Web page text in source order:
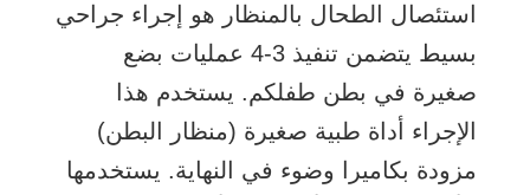
استئصال الطحال بالمنظار هو إجراء جراحي
بسيط يتضمن تنفيذ 3-4 عمليات بضع
صغيرة في بطن طفلكم. يستخدم هذا
الإجراء أداة طبية صغيرة (منظار البطن)
مزودة بكاميرا وضوء في النهاية. يستخدمها